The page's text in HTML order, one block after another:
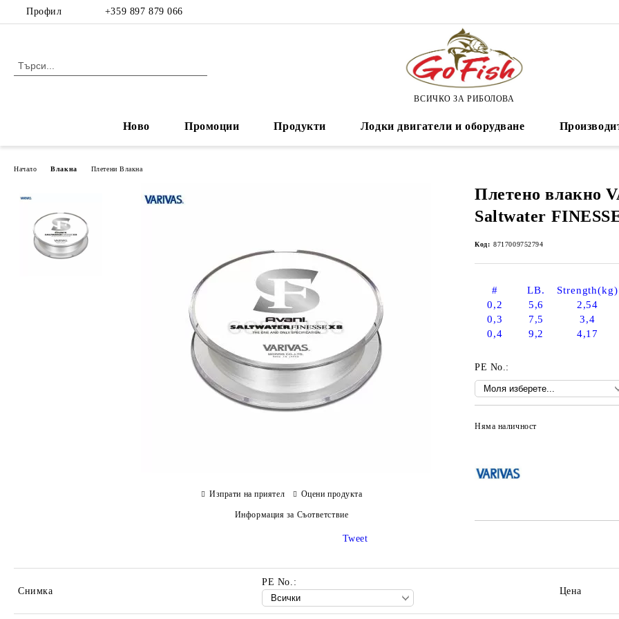
Профил +359 897 879 066
ВСИЧКО ЗА РИБОЛОВА
Ново Промоции Продукти Лодки двигатели и оборудване
Начало Влакна Плетени Влакна
Плетено влакно
Saltwater
Код: 8717009752794
# LB. Strength(kg)
0,2
5,6 2,54
0,3
7,5 3,4
0,4
9,2 4,17
PE No.:
Няма наличност
Изпрати на приятел Оцени продукта
Информация за Съответствие
Tweet
Снимка
PE No.:
Цена